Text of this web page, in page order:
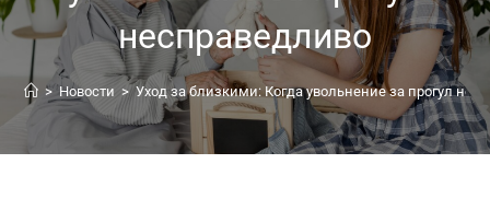
несправедливо
> Новости > Уход за близкими: Когда увольнение за прогул